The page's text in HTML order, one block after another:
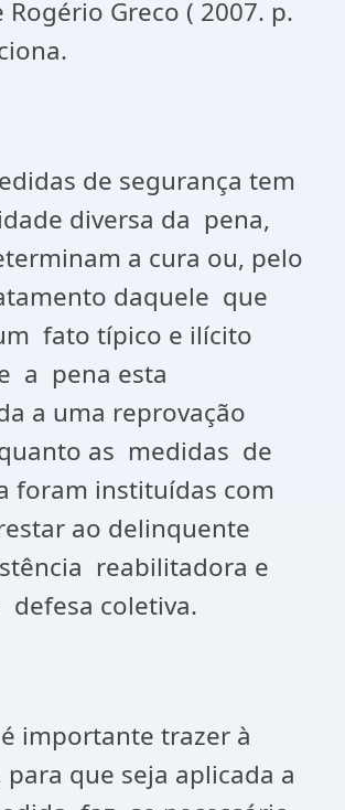
Greco ( 2007. p.
de segurança tem
diversa da pena,
a cura ou, pelo
daquele que
fato típico e ilícito
a pena esta
a uma reprovação
as medidas de
foram instituídas com
ao delinquente
reabilitadora e
coletiva.
importante trazer à
para que seja aplicada a